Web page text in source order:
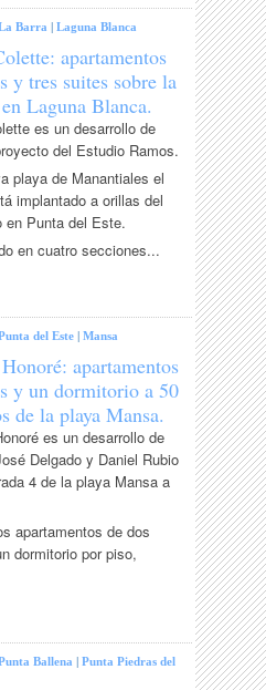
Barra |Laguna Blanca
apartamentos
y tres suites sobre la
Laguna Blanca.
es un desarrollo de
del Estudio Ramos.
playa de Manantiales el
implantado a orillas del
en Punta del Este.
en cuatro secciones...
del Este |Mansa
apartamentos
y un dormitorio a 50
de la playa Mansa.
es un desarrollo de
Delgado y Daniel Rubio
4 de la playa Mansa a
apartamentos de dos
dormitorio por piso,
Ballena |Punta Piedras del